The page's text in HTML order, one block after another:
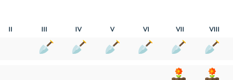
II III IV V VI VII VIII